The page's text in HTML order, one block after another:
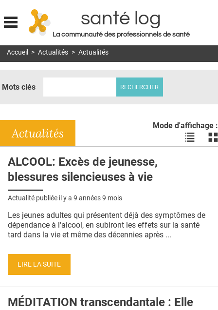
Jump to navigation
santé log
La communauté des professionnels de santé
MON COMPTE
DOSSIERS
RÉSEAUX
E-REVUE SAD
QUI SOMMES-NOUS ?
CONDITIONS GÉNÉRALES
CRÉDITS
Accueil > Actualités > Actualités
Mots clés
Mode d'affichage :
Voir
les
les
Actualités
ALCOOL: Excès de jeunesse,
blessures silencieuses à vie
Actualité publiée il y a 9 années 9 mois
Les jeunes adultes qui présentent déjà des symptômes de
dépendance à l'alcool, en subiront les effets sur la santé
tard dans la vie et même des décennies après ...
LIRE LA SUITE
MÉDITATION transcendantale : Elle